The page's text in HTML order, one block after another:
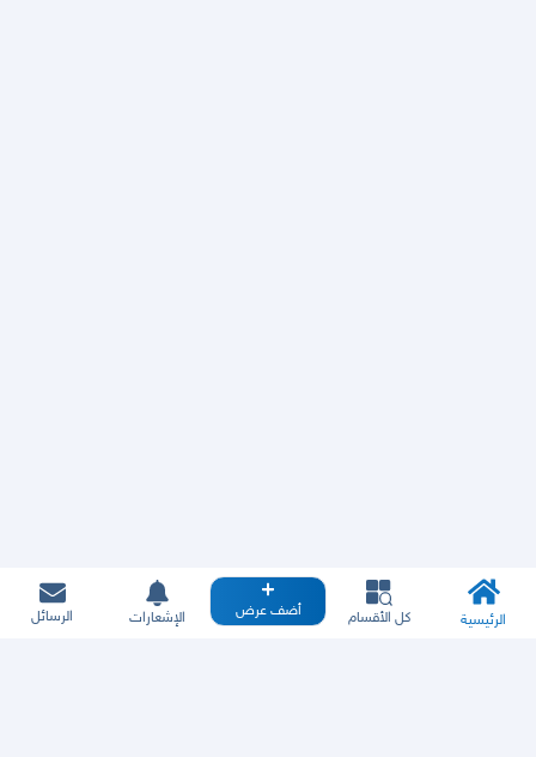
الرئيسية كل الأقسام أضف عرض الإشعارات الرسائل